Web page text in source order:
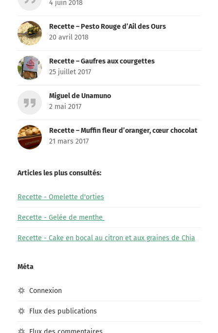
4 juin 2018
Recette – Pesto Rouge d’Ail des Ours
20 avril 2018
Recette – Gaufres aux courgettes
25 juillet 2017
Miguel de Unamuno
2 mai 2017
Recette – Muffin fleur d’oranger, cœur chocolat
21 mars 2017
Articles les plus consultés:
Recette - Omelette d'orties
Recette - Gelée de menthe
Recette - Cake en bocal au citron et aux graines de Chia
Méta
Connexion
Flux des publications